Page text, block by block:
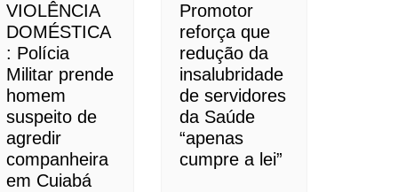
VIOLÊNCIA
DOMÉSTICA
: Polícia
Militar prende
homem
suspeito de
agredir
companheira
em Cuiabá
Promotor
reforça que
redução da
insalubridade
de servidores
da Saúde
“apenas
cumpre a lei”